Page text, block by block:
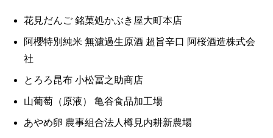
花見だんご 銘菓処かぶき屋大町本店
阿櫻特別純米 無濾過生原酒 超旨辛口 阿桜酒造株式会
社
とろろ昆布 小松冨之助商店
山葡萄（原液） 亀谷食品加工場
あやめ卵 農事組合法人樽見内耕新農場